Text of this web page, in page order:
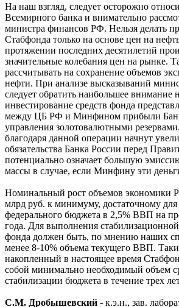
На наш взгляд, следует осторожно
Всемирного банка и внимательно
министра финансов РФ. Нельзя делать
Стабфонда только на основе цен на
протяжении последних десятилетий
значительные колебания цен на рынке.
рассчитывать на сохранение объемов
нефти. При анализе высказываний
следует обратить наибольшее внимание
инвестирование средств фонда
между ЦБ РФ и Минфином прибыли
управления золотовалютными
благодаря данной операции начнут
обязательства Банка России перед
потенциально означает большую
массы в случае, если Минфину эти
Номинальный рост объемов экономики
млрд руб. к минимуму, достаточному
федерального бюджета в 2,5% ВВП на
года. Для выполнения
фонда должен быть, по мнению наших
менее 8-10% объема текущего ВВП.
накопленный в настоящее время
собой минимально необходимый объем
стабилизации бюджета в течение трех
С.М. Дробышевский - к.э.н., зав.